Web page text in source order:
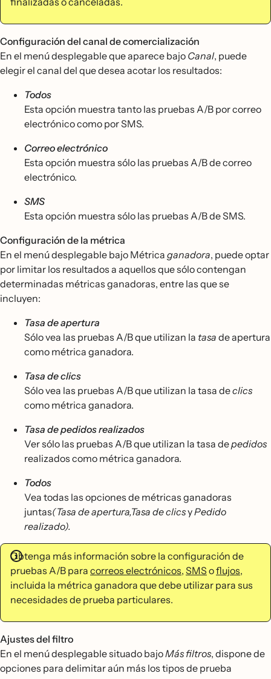
Configuración del canal de comercialización
En el menú desplegable que aparece bajo Canal, puede
elegir el canal del que desea acotar los resultados:
Todos
Esta opción muestra tanto las pruebas A/B por correo
electrónico como por SMS.
Correo electrónico
Esta opción muestra sólo las pruebas A/B de correo
electrónico.
SMS
Esta opción muestra sólo las pruebas A/B de SMS.
Configuración de la métrica
En el menú desplegable bajo Métrica ganadora, puede optar
por limitar los resultados a aquellos que sólo contengan
determinadas métricas ganadoras, entre las que se
incluyen:
Tasa de apertura
Sólo vea las pruebas A/B que utilizan la tasa de apertura
como métrica ganadora.
Tasa de clics
Sólo vea las pruebas A/B que utilizan la tasa declics
como métrica ganadora.
Tasa de pedidos realizados
Ver sólo las pruebas A/B que utilizan la tasa depedidos
realizados como métrica ganadora.
Todos
Vea todas las opciones de métricas ganadoras
juntas(Tasa de apertura,Tasa de clicsyPedido
realizado).
Obtenga más información sobre la configuración de
pruebas A/B para correos electrónicos, SMS oflujos,
incluida la métrica ganadora que debe utilizar para sus
necesidades de prueba particulares.
Ajustes del filtro
En el menú desplegable situado bajoMás filtros, dispone de
opciones para delimitar aún más los tipos de prueba